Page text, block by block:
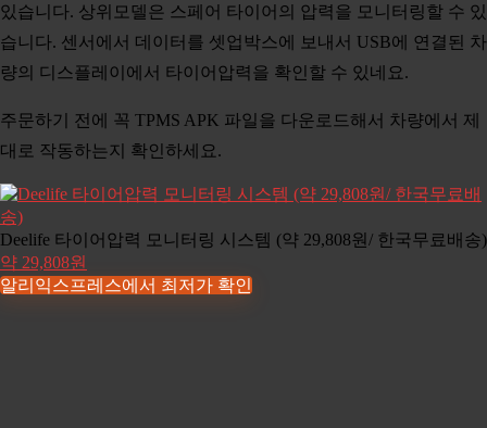
있습니다. 상위모델은 스페어 타이어의 압력을 모니터링할 수 있
습니다. 센서에서 데이터를 셋업박스에 보내서 USB에 연결된 차
량의 디스플레이에서 타이어압력을 확인할 수 있네요.
주문하기 전에 꼭 TPMS APK 파일을 다운로드해서 차량에서 제
대로 작동하는지 확인하세요.
Deelife 타이어압력 모니터링 시스템 (약 29,808원/ 한국무료배송)
약 29,808원
알리익스프레스에서 최저가 확인